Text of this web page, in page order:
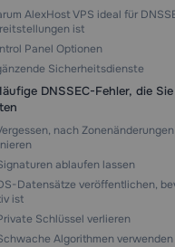
AlexHost VPS ideal für
ist
Panel Optionen
Sicherheitsdienste
DNSSEC-Fehler, die
nach
ablaufen lassen
Datensätze veröffentlichen,
ist
Schlüssel verlieren
Algorithmen verwenden